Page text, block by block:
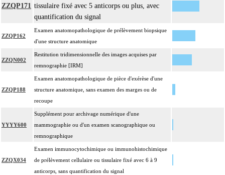
ZZQP171 tissulaire fixé avec 5 anticorps ou plus, avec
quantification du signal
ZZQP162
Examen anatomopathologique de prélèvement biopsique
d'une structure anatomique
ZZQN002
Restitution tridimensionnelle des images acquises par
remnographie [IRM]
ZZQP188
Examen anatomopathologique de pièce d'exérèse d'une
structure anatomique, sans examen des marges ou de
recoupe
YYYY600
Supplément pour archivage numérique d'une
mammographie ou d'un examen scanographique ou
remnographique
ZZQX034
Examen immunocytochimique ou immunohistochimique
de prélèvement cellulaire ou tissulaire fixé avec 6 à 9
anticorps, sans quantification du signal